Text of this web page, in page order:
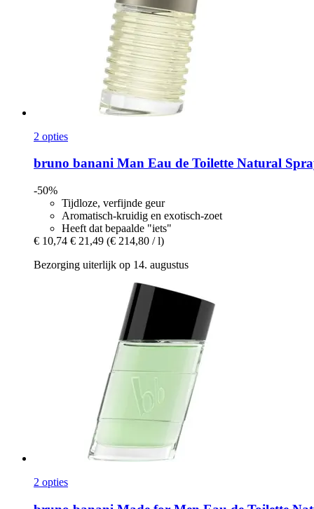
2 opties
bruno banani Man Eau de Toilette Natural
-50%
Tijdloze, verfijnde geur
Aromatisch-kruidig en exotisch-zoet
Heeft dat bepaalde "iets"
€ 10,74 € 21,49 (€ 214,80 / l)
Bezorging uiterlijk op 14. augustus
2 opties